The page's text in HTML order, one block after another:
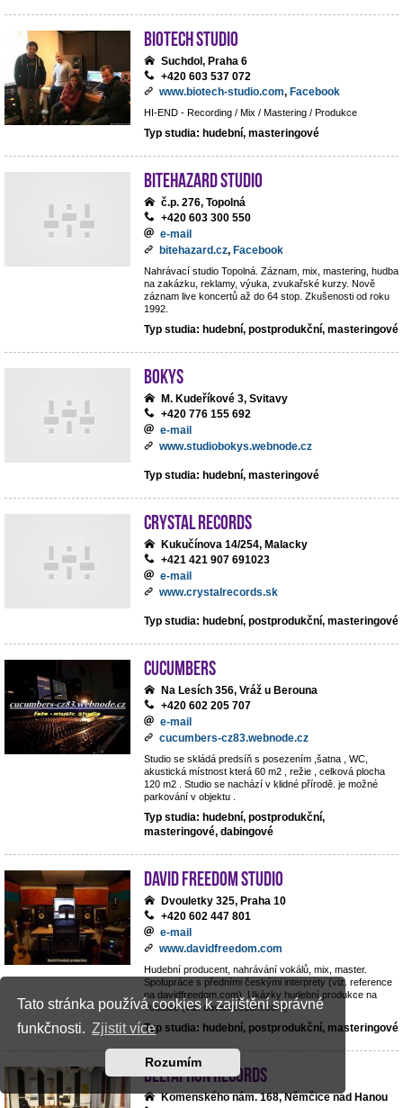
Tato stránka používá cookies k zajištění správné
funkčnosti. Zjistit více
Rozumím
BIOTECH STUDIO
Suchdol, Praha 6
+420 603 537 072
www.biotech-studio.com, Facebook
HI-END - Recording / Mix / Mastering / Produkce
Typ studia: hudební, masteringové
BiteHazard Studio
č.p. 276, Topolná
+420 603 300 550
e-mail
bitehazard.cz, Facebook
Nahrávací studio Topolná. Záznam, mix, mastering, hudba
na zakázku, reklamy, výuka, zvukařské kurzy. Nově
záznam live koncertů až do 64 stop. Zkušenosti od roku
1992.
Typ studia: hudební, postprodukční, masteringové
BoKys
M. Kudeříkové 3, Svitavy
+420 776 155 692
e-mail
www.studiobokys.webnode.cz
Typ studia: hudební, masteringové
Crystal Records
Kukučínova 14/254, Malacky
+421 421 907 691023
e-mail
www.crystalrecords.sk
Typ studia: hudební, postprodukční, masteringové
cucumbers
Na Lesích 356, Vráž u Berouna
+420 602 205 707
e-mail
cucumbers-cz83.webnode.cz
Studio se skládá predsíň s posezením ,šatna , WC,
akustická místnost která 60 m2 , režie , celková plocha
120 m2 . Studio se nachází v klidné přírodě. je možné
parkování v objektu .
Typ studia: hudební, postprodukční,
masteringové, dabingové
David Freedom studio
Dvouletky 325, Praha 10
+420 602 447 801
e-mail
www.davidfreedom.com
Hudební producent, nahrávání vokálů, mix, master.
Spolupráce s předními českými interprety (viz. reference
na davidfreedom.com). Ukázky hudební produkce na
Youtube (viz. davidfreedom.com)
Typ studia: hudební, postprodukční, masteringové
Deltaphon records
Komenského nám. 168, Němčice nad Hanou